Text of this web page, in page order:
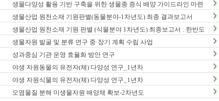
생물다양성 활용 기반 구축을 위한 생물종 증식 배양 가이드라인 마련
연구(2차년도)
생물산업 원천소재 기원판별(동물분야-1차년도) 최종 결과보고서
생물산업 원천소재 기원 판별 (식물분야 1차년도) 최종보고서 : 한반도
생물다양성 보전 관리 기반 구축 사업
생물자원 발굴 및 분류 연구 중·장기 계획 수립 사업
성과중심 기관 운영 효율화 방안 연구
야생 자원동물의 유전자(체) 다양성 연구_1년차
야생 자원식물의 유전자(체) 다양성 연구_1년차
오염물질 분해 미생물자원 배양체 확보-2차년도